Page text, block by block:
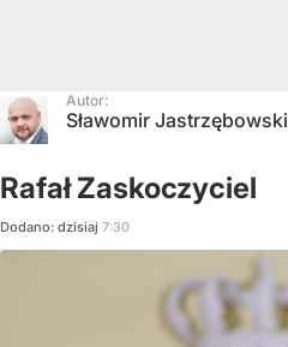
Autor:
Sławomir Jastrzębowski
Rafał Zaskoczyciel
Dodano: dzisiaj 7:30